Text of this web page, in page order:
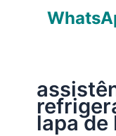
lapa de